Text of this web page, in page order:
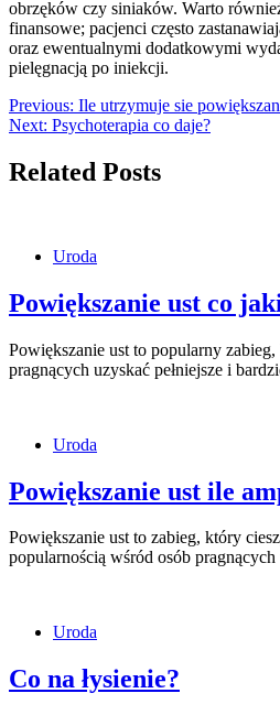
obrzęków czy siniaków. Warto
finansowe; pacjenci często
oraz ewentualnymi dodatkowymi
pielęgnacją po iniekcji.
Nawigacja
wpisu
Previous: Ile utrzymuje sie
Next: Psychoterapia co daje?
Related Posts
Uroda
Powiększanie ust co
Powiększanie ust to popularny
pragnących uzyskać pełniejsze i
Uroda
Powiększanie ust ile
Powiększanie ust to zabieg, który
popularnością wśród osób
Uroda
Co na łysienie?